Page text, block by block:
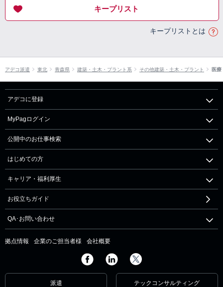
キープリスト
キープリストとは
アデコ派遣 東北 青森県 建築・土木・プラント系 その他建築・土木・プラント 医療
アデコに登録
MyPagログイン
公開中のお仕事検索
はじめての方
キャリア・福利厚生
お役立ちガイド
QA･お問い合わせ
拠点情報 企業のご担当者様 会社概要
派遣 テックコンサルティング